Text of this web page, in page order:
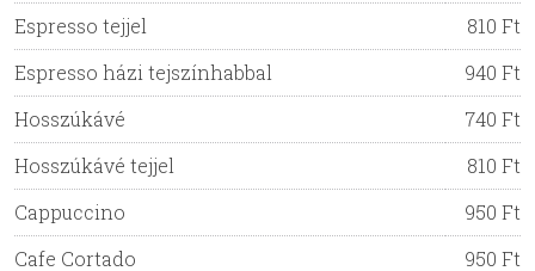
Espresso tejjel
810 Ft
Espresso házi tejszínhabbal
940 Ft
Hosszúkávé
740 Ft
Hosszúkávé tejjel
810 Ft
Cappuccino
950 Ft
Cafe Cortado
950 Ft